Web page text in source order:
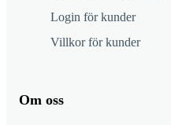
Login för kunder
Villkor för kunder
Om oss